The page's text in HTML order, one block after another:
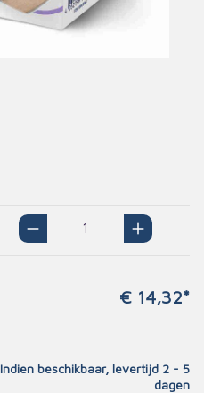
€ 14,32*
Indien beschikbaar, levertijd 2 - 5
dagen